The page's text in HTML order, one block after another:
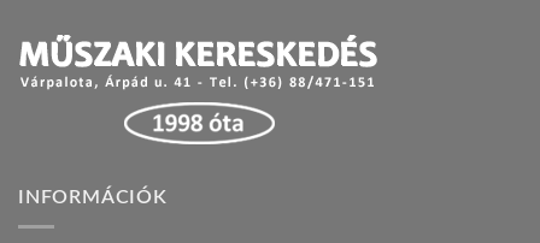
INFORMÁCIÓK